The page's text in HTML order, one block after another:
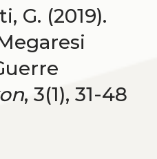
G. (2019).
, 3(1), 31-48